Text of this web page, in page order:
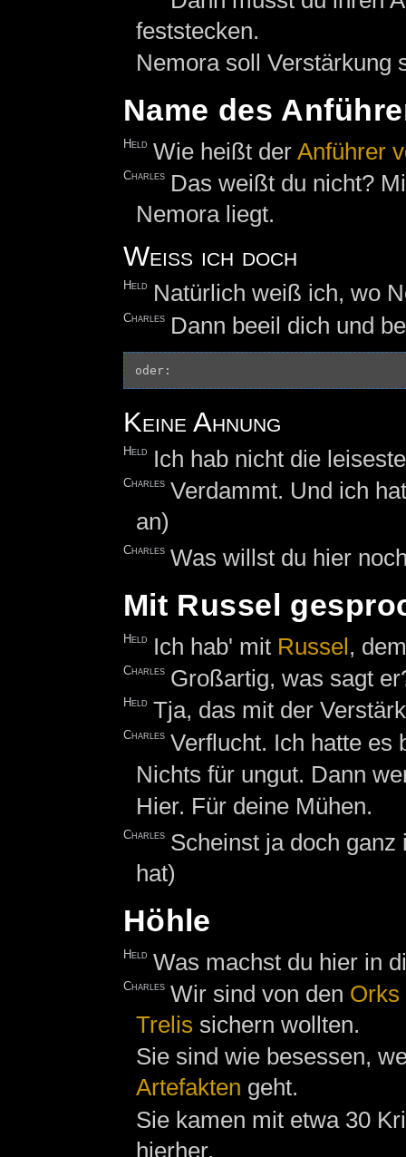
feststecken.
Nemora soll Verstärkung
Name des
Held Wie heißt derAnführer
Charles Das weißt du nicht?
Nemora liegt.
Weiß ich doch
Held Natürlich weiß ich, wo
Charles Dann beeil dich und
Keine Ahnung
Held Ich hab nicht die
Charles Verdammt. Und ich
an)
Charles Was willst du hier
Mit Russel
Held Ich hab' mit Russel,
Charles Großartig, was sagt
Held Tja, das mit der
Charles Verflucht. Ich hatte es
Nichts für ungut. Dann
Hier. Für deine Mühen.
Charles Scheinst ja doch
hat)
Höhle
Held Was machst du hier in
Charles Wir sind von den Orks
Trelis sichern wollten.
Sie sind wie besessen,
Artefakten geht.
Sie kamen mit etwa 30
hierher.